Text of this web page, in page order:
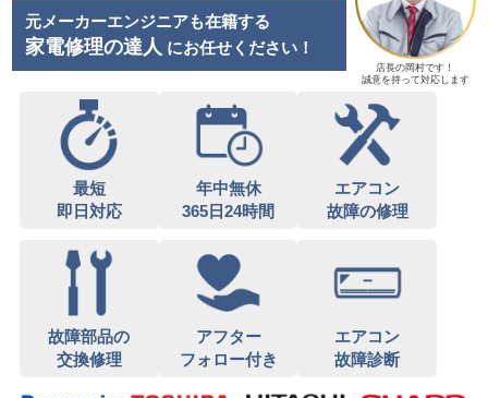
元メーカーエンジニアも在籍する
家電修理の達人 にお任せください！
店長の岡村です！
誠意を持って対応します
最短
即日対応
年中無休
365日24時間
エアコン
故障の修理
故障部品の
交換修理
アフター
フォロー付き
エアコン
故障診断